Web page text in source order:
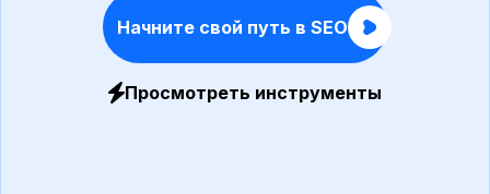
Начните свой путь в SEO
Просмотреть инструменты